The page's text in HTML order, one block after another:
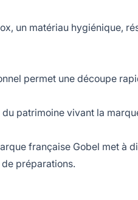
un matériau
permet une découpe
du patrimoine vivant la
française Gobel met
préparations.